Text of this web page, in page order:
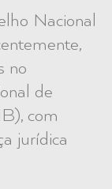
Nacional
no
de
com
jurídica